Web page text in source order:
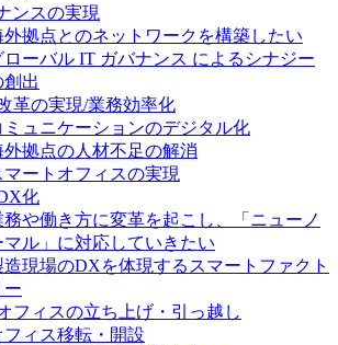
ンスの実現
外拠点とのネットワークを構築したい
ローバル IT ガバナンス によるシナジー
創出
革の実現/業務効率化
ミュニケーションのデジタル化
外拠点の人材不足の解消
マートオフィスの実現
化
務や働き方に変革を起こし、「ニューノ
マル」に対応していきたい
造現場のDXを体現するスマートファクト
ー
フィスの立ち上げ・引っ越し
フィス移転・開設